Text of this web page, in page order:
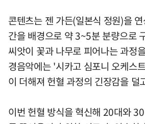
콘텐츠는 젠 가든(일본식 정원)을
간을 배경으로 약 3~5분 분량으로
씨앗이 꽃과 나무로 피어나는 과정
경음악에는 '시카고 심포니 오케스
이 더해져 헌혈 과정의 긴장감을 덜
이번 헌혈 방식을 혁신해 20대와